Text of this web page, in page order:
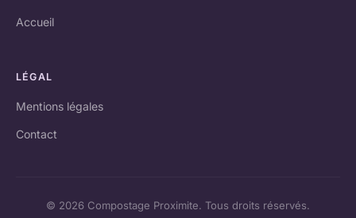
Accueil
LÉGAL
Mentions légales
Contact
© 2026 Compostage Proximite. Tous droits réservés.